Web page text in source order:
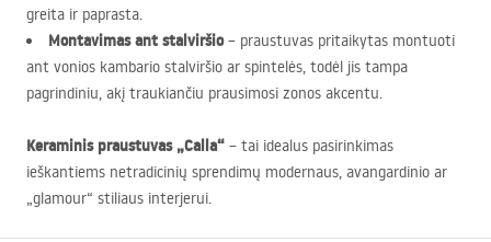
greita ir paprasta.
Montavimas ant stalviršio– praustuvas pritaikytas montuoti
ant vonios kambario stalviršio ar spintelės, todėl jis tampa
pagrindiniu, akį traukiančiu prausimosi zonos akcentu.
Keraminis praustuvas „Calla“ – tai idealus pasirinkimas
ieškantiems netradicinių sprendimų modernaus, avangardinio ar
„glamour“ stiliaus interjerui.